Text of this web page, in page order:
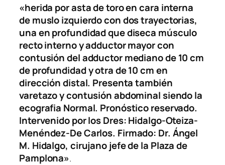
«herida por asta de toro en cara interna
de muslo izquierdo con dos trayectorias,
una en profundidad que diseca músculo
recto interno y adductor mayor con
contusión del adductor mediano de 10 cm
de profundidad y otra de 10 cm en
dirección distal. Presenta también
varetazo y contusión abdominal siendo la
ecografia Normal. Pronóstico reservado.
Intervenido por los Dres: Hidalgo-Oteiza-
Menéndez-De Carlos. Firmado: Dr. Ángel
M. Hidalgo, cirujano jefe de la Plaza de
Pamplona».